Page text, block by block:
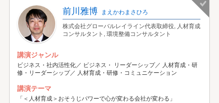
前川雅博 まえかわまさひろ
株式会社グローバルレイライン代表取締役, 人材育成
コンサルタント, 環境整備コンサルタント
講演ジャンル
ビジネス・社内活性化／ ビジネス・ リーダーシップ／ 人材育成・研
修・リーダーシップ／ 人材育成・研修・コミュニケーション
講演テーマ
「＜人材育成＞おそうじパワーで心が変わる会社が変わる」